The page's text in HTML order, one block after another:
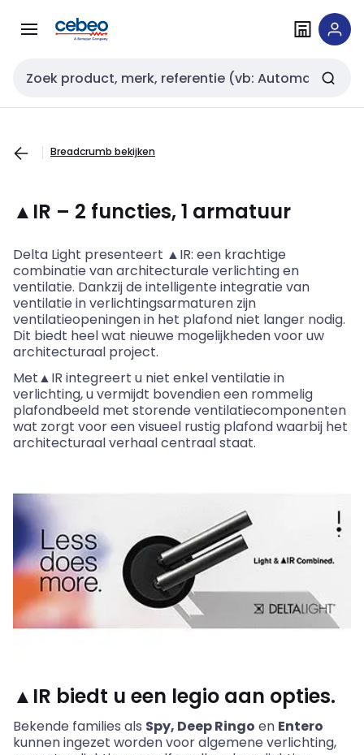
naar
naar
Zoekveld invoer
Breadcrumb bekijken
▲IR – 2 functies, 1 armatuur
Delta Light presenteert ▲IR: een krachtige
combinatie van architecturale verlichting en
ventilatie. Dankzij de intelligente integratie van
ventilatie in verlichtingsarmaturen zijn
ventilatieopeningen in het plafond niet langer nodig.
Dit biedt heel wat nieuwe mogelijkheden voor uw
architecturaal project.
Met▲IR integreert u niet enkel ventilatie in
verlichting, u vermijdt bovendien een rommelig
plafondbeeld met storende ventilatiecomponenten
wat zorgt voor een visueel rustig plafond waarbij het
architecturaal verhaal centraal staat.
▲IR biedt u een legio aan opties.
Bekende families als Spy, DeepRingo en Entero
kunnen ingezet worden voor algemene verlichting,